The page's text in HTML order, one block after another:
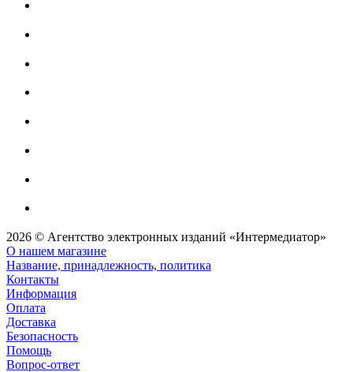
2026 © Агентство электронных изданий «Интермедиатор»
О нашем магазине
Название, принадлежность, политика
Контакты
Информация
Оплата
Доставка
Безопасность
Помощь
Вопрос-ответ